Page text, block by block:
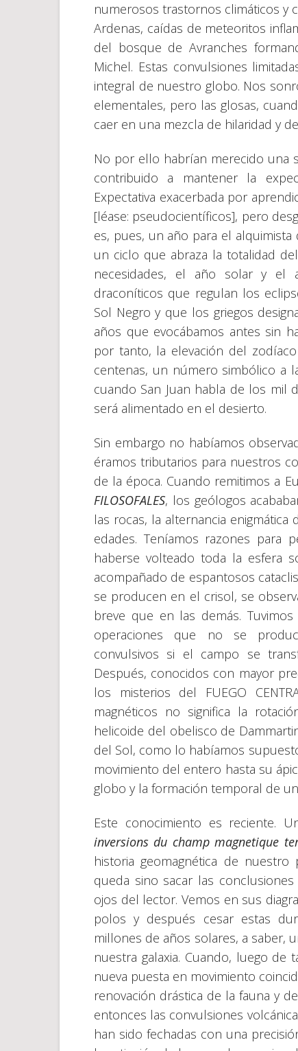
numerosos trastornos climáticos y
Ardenas, caídas de meteoritos
del bosque de Avranches
Michel. Estas convulsiones
integral de nuestro globo. Nos
elementales, pero las glosas,
caer en una mezcla de hilaridad y
No por ello habrían merecido una
contribuido a mantener la
Expectativa exacerbada por
[léase: pseudocientíficos], pero
es, pues, un año para el
un ciclo que abraza la totalidad
necesidades, el año solar y el
draconíticos que regulan los
Sol Negro y que los griegos
años que evocábamos antes sin
por tanto, la elevación del
centenas, un número simbólico a
cuando San Juan habla de los mil
será alimentado en el desierto.
Sin embargo no habíamos
éramos tributarios para nuestros
de la época. Cuando remitimos a
FILOSOFALES, los geólogos
las rocas, la alternancia
edades. Teníamos razones para
haberse volteado toda la esfera
acompañado de espantosos
se producen en el crisol, se
breve que en las demás.
operaciones que no se
convulsivos si el campo se
Después, conocidos con mayor
los misterios del FUEGO
magnéticos no significa la
helicoide del obelisco de
del Sol, como lo habíamos
movimiento del entero hasta su
globo y la formación temporal de
Este conocimiento es reciente.
inversions du champ magnetique
historia geomagnética de
queda sino sacar las
ojos del lector. Vemos en sus
polos y después cesar estas
millones de años solares, a saber,
nuestra galaxia. Cuando, luego de
nueva puesta en movimiento
renovación drástica de la fauna y
entonces las convulsiones
han sido fechadas con una